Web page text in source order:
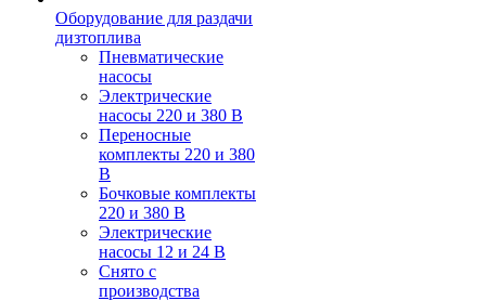
Оборудование для раздачи
дизтоплива
Пневматические
насосы
Электрические
насосы 220 и 380 В
Переносные
комплекты 220 и 380
В
Бочковые комплекты
220 и 380 В
Электрические
насосы 12 и 24 В
Снято с
производства